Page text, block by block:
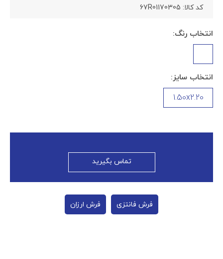
کد کالا: 67R01170305
انتخاب رنگ:
انتخاب سایز:
1.50x2.20
تماس بگیرید
فرش فانتزی فرش ارزان